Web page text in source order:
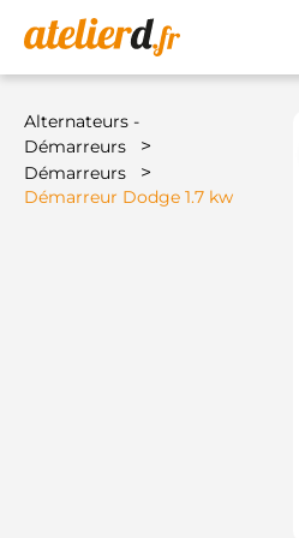
Alternateurs -
Démarreurs
>
Démarreurs >
Démarreur Dodge 1.7 kw